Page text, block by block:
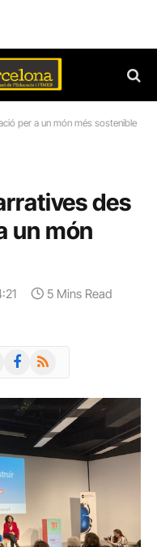
per a un món més sostenible
des
un món
5 Mins Read
Facebook
RSS